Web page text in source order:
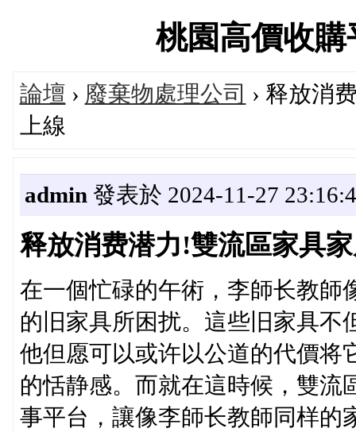
桃園高價收
論壇 › 廢棄物處理公司 › 释放消
上線
admin 發表於 2024-11-27
释放消费潜力!雙流區家具
在一個忙碌的午術，李師长教師
的旧家具所困扰。這些旧家具不
他但愿可以或许以公道的代價将
的恬静感。而就在這時候，雙流
事平台，讓像李師长教師同样的